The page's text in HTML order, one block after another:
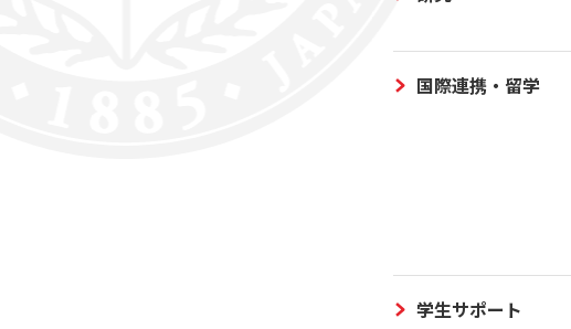
国際連携・留学
学生サポート